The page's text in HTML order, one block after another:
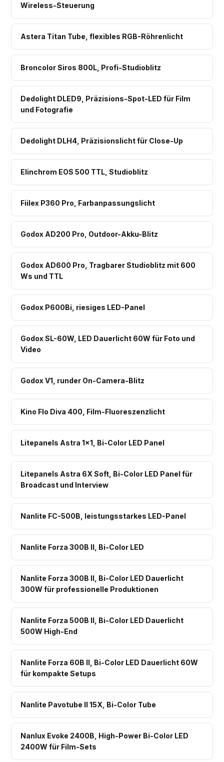
Wireless-Steuerung
Astera Titan Tube, flexibles RGB-Röhrenlicht
Broncolor Siros 800L, Profi-Studioblitz
Dedolight DLED9, Präzisions-Spot-LED für Film
und Fotografie
Dedolight DLH4, Präzisionslicht für Close-Up
Elinchrom EOS 500 TTL, Studioblitz
Fiilex P360 Pro, Farbanpassungslicht
Godox AD200 Pro, Outdoor-Akku-Blitz
Godox AD600 Pro, Tragbarer Studioblitz mit 600
Ws und TTL
Godox P600Bi, riesiges LED-Panel
Godox SL-60W, LED Dauerlicht 60W für Foto und
Video
Godox V1, runder On-Camera-Blitz
Kino Flo Diva 400, Film-Fluoreszenzlicht
Litepanels Astra 1×1, Bi-Color LED Panel
Litepanels Astra 6X Soft, Bi-Color LED Panel für
Broadcast und Interview
Nanlite FC-500B, leistungsstarkes LED-Panel
Nanlite Forza 300B II, Bi-Color LED
Nanlite Forza 300B II, Bi-Color LED Dauerlicht
300W für professionelle Produktionen
Nanlite Forza 500B II, Bi-Color LED Dauerlicht
500W High-End
Nanlite Forza 60B II, Bi-Color LED Dauerlicht 60W
für kompakte Setups
Nanlite Pavotube II 15X, Bi-Color Tube
Nanlux Evoke 2400B, High-Power Bi-Color LED
2400W für Film-Sets